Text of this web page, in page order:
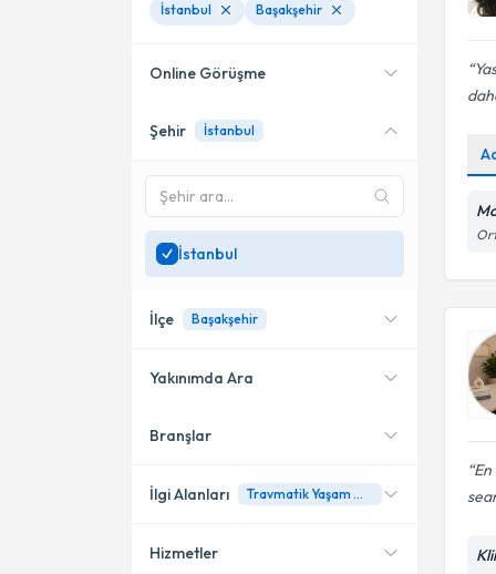
İstanbul
Başakşehir
Online Görüşme
Online danışmanlık sunan
Sadeceİstanbul
uzman ara
Şehir İstanbul
İstanbul
İlçe Başakşehir
Kadıköy
Bakırköy
Yakınımda Ara
Konumuma yakın uzmanları
Branşlar
Psikoloji
İlgi Alanları Travmatik Yaşam Olayları
Hizmetler